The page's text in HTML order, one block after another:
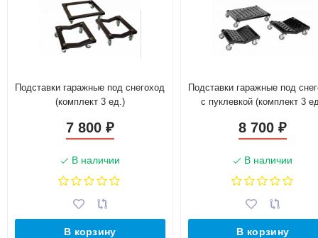
Подставки гаражные под снегоход
(комплект 3 ед.)
7 800 ₽
В наличии
В корзину
Подставки гаражные под
с пуклевкой (комплект 3
8 700₽
В наличии
В корзину